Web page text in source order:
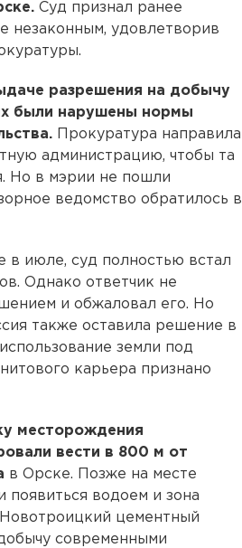
Суд признал ранее
незаконным, удовлетворив
разрешения на добычу
были нарушены нормы
Прокуратура направила
администрацию, чтобы та
Но в мэрии не пошли
ведомство обратилось в
в июле, суд полностью встал
Однако ответчик не
и обжаловал его. Но
также оставила решение в
земли под
карьера признано
месторождения
вести в 800 м от
в Орске. Позже на месте
водоем и зона
цементный
современными